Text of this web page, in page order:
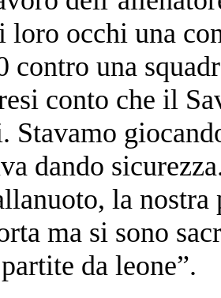
loro occhi una
contro una
conto che il
Stavamo
dando
la
ma si sono
da leone”.